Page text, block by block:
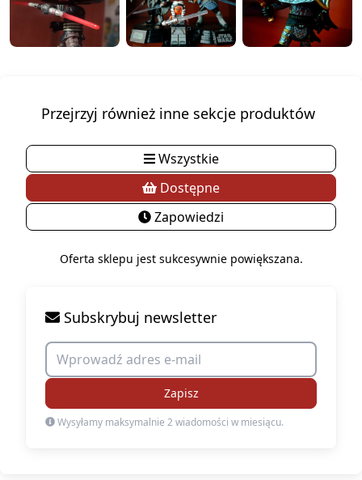
Przejrzyj również inne sekcje produktów
Wszystkie
Dostępne
Zapowiedzi
Oferta sklepu jest sukcesywnie powiększana.
Subskrybuj newsletter
Zapisz
Wysyłamy maksymalnie 2 wiadomości w miesiącu.